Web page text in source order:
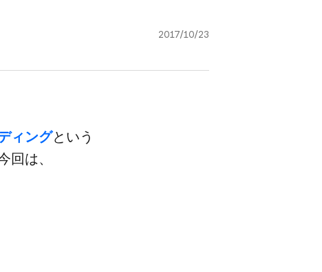
2017/10/23
ィングと​いう​
は、​